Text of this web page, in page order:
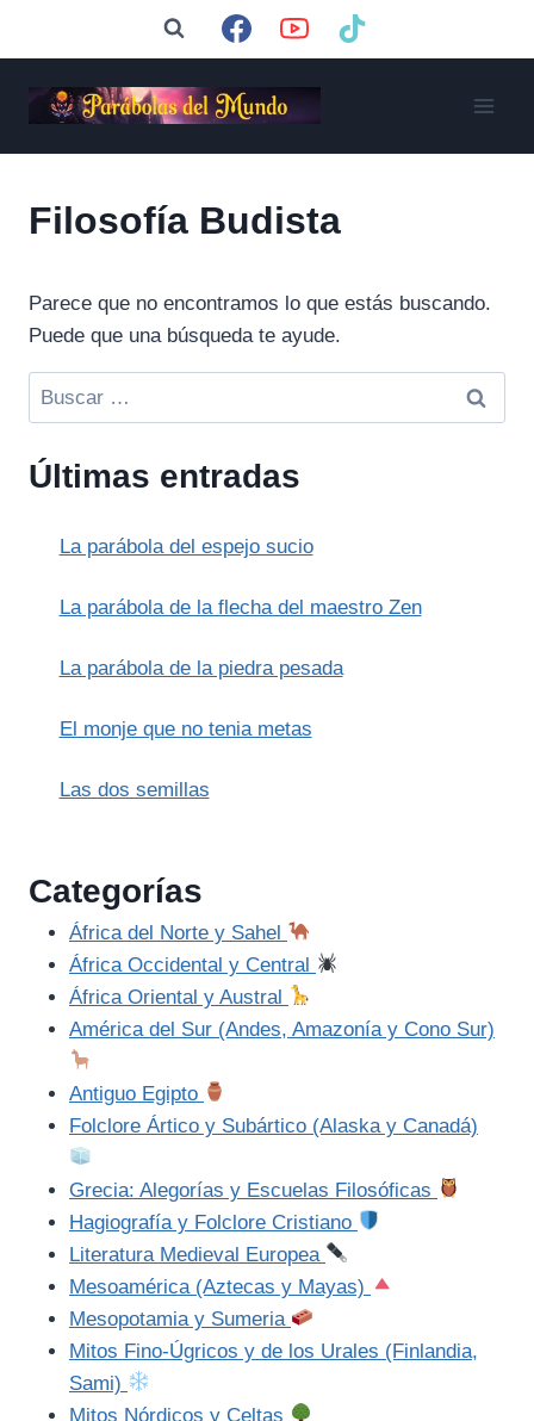
Filosofía Budista
Parece que no encontramos lo que estás buscando.
Puede que una búsqueda te ayude.
Buscar:
Últimas entradas
La parábola del espejo sucio
La parábola de la flecha del maestro Zen
La parábola de la piedra pesada
El monje que no tenia metas
Las dos semillas
Categorías
África del Norte y Sahel
África Occidental y Central
África Oriental y Austral
América del Sur (Andes, Amazonía y Cono Sur)
Antiguo Egipto
Folclore Ártico y Subártico (Alaska y Canadá)
Grecia: Alegorías y Escuelas Filosóficas
Hagiografía y Folclore Cristiano
Literatura Medieval Europea
Mesoamérica (Aztecas y Mayas)
Mesopotamia y Sumeria
Mitos Fino-Úgricos y de los Urales (Finlandia,
Sami)
Mitos Nórdicos y Celtas